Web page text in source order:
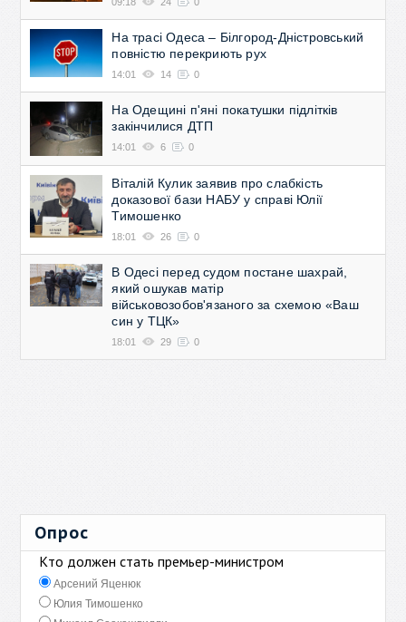
На трасі Одеса – Білгород-Дністровський
повністю перекриють рух
14:01 14 0
На Одещині п'яні покатушки підлітків
закінчилися ДТП
14:01 6 0
Віталій Кулик заявив про слабкість
доказової бази НАБУ у справі Юлії
Тимошенко
18:01 26 0
В Одесі перед судом постане шахрай,
який ошукав матір
військовозобов'язаного за схемою «Ваш
син у ТЦК»
18:01 29 0
Опрос
Кто должен стать премьер-министром
Арсений Яценюк
Юлия Тимошенко